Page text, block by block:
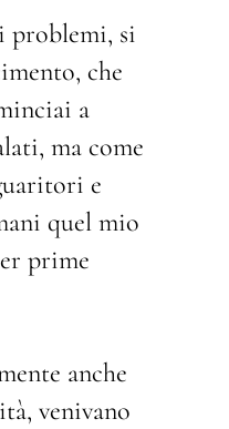
problemi, si
che
a
ma come
e
quel mio
prime
anche
venivano